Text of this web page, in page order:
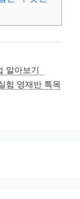
알아보기
험 영재반 특목